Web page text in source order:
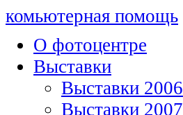
комьютерная помощь
О фотоцентре
Выставки
Выставки 2006
Выставки 2007